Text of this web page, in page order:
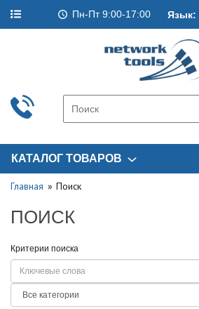
Пн-Пт 9:00-17:00 Язык:
КАТАЛОГ ТОВАРОВ
Главная Поиск
ПОИСК
Критерии поиска